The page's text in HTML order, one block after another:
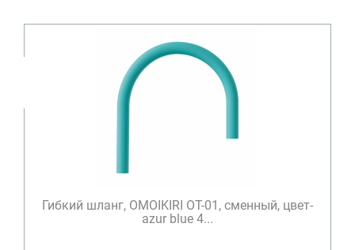
Гибкий шланг, OMOIKIRI OT-01, сменный, цвет-
azur blue 4...